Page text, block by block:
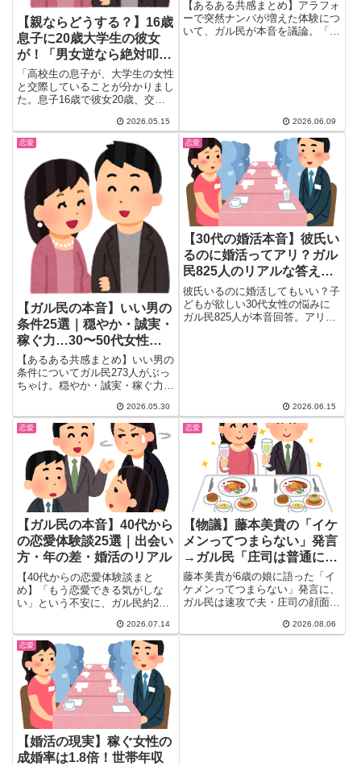
【親ならどうする？】16歳
息子に20歳大学生の彼女
が！「男女逆なら絶対叩か
れる」とガル民がざわつく
年の差問題
「高校生の息子が、大学生の女性
と交際していることが分かりまし
た。息子16歳で彼女20歳、交際
2026.05.15
【あるある共感まとめ】アラフォ
ーで突然ナンパが増えた体験につ
いて、ガル民が本音を議論。「勧
2026.06.09
恋愛
【ガル民の本音】いい男の
条件25選｜穏やか・誠実・
稼ぐ力…30〜50代女性の
リアルな声
【あるある共感まとめ】いい男の
条件についてガル民273人がぶっ
ちゃけ。穏やか・誠実・稼ぐ力・
とれる男…30〜50代女性が選ん
だ「これが本当に大事」なリアル
な声25選を一気にチェック。恋
愛・結婚を通じてわかった本音が
集まっています。
2026.05.30
恋愛
【30代の婚活本音】彼氏い
るのに婚活ってアリ？ガル
民825人のリアルな答え25
選
彼氏いるのに婚活してもいい？子
どもが欲しい30代女性の悩みに
ガル民825人が本音回答。アリ派
2026.06.15
恋愛
【ガル民の本音】40代から
の恋愛体験談25選｜出会い
方・年の差・婚活のリアル
【40代からの恋愛体験談まと
め】「もう恋愛できる気がしな
い」という不安に、ガル民約20
ッチングアプリでの出会い方、年
の差恋愛のリアル、バツイチから
の再スタートまで、40代・50代
のリアルな恋愛事情を赤裸々な本
音とともに一気にチェックできま
す。
2026.07.14
恋愛
【物議】藤本美貴の「イケ
メンってつまらない」発言
→ガル民「庄司は普通にイ
ケメン」総ツッコミｗｗｗ
藤本美貴が6歳の娘に語った「イ
ケメンってつまらない」発言に、
ガル民は速攻で夫・庄司の顔面査
ほっこりする声がある一方、体型
2026.08.06
恋愛
【婚活の現実】稼ぐ女性の
成婚率は1.8倍！世帯年収